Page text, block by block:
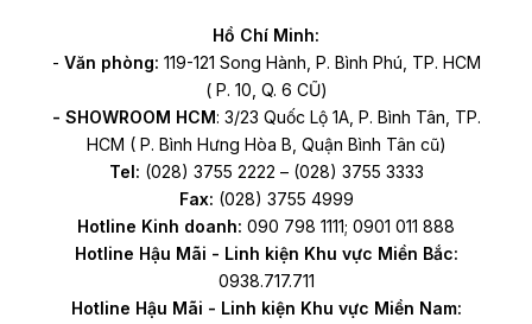
Hồ Chí Minh:
- Văn phòng: 119-121 Song Hành, P. Bình Phú, TP. HCM
( P. 10, Q. 6 CŨ)
- SHOWROOM HCM: 3/23 Quốc Lộ 1A, P. Bình Tân, TP.
HCM ( P. Bình Hưng Hòa B, Quận Bình Tân cũ)
Tel: (028) 3755 2222 – (028) 3755 3333
Fax: (028) 3755 4999
Hotline Kinh doanh: 090 798 1111; 0901 011 888
Hotline Hậu Mãi - Linh kiện Khu vực Miền Bắc:
0938.717.711
Hotline Hậu Mãi - Linh kiện Khu vực Miền Nam: